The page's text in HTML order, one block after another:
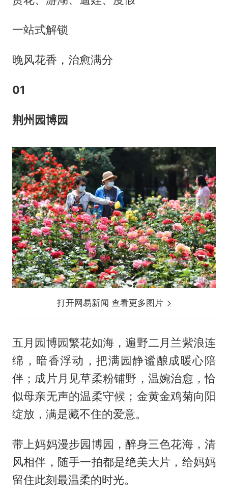
一站式解锁
晚风花香，治愈满分
01
荆州园博园
打开网易新闻 查看更多图片
五月园博园繁花如海，遍野二月兰紫浪连
绵，暗香浮动，把满园静谧酿成暖心陪
伴；成片月见草柔粉铺野，温婉治愈，恰
似母亲无声的温柔守候；金黄金鸡菊向阳
绽放，满是藏不住的爱意。
带上妈妈漫步园博园，醉身三色花海，清
风相伴，随手一拍都是绝美大片，给妈妈
留住此刻最温柔的时光。